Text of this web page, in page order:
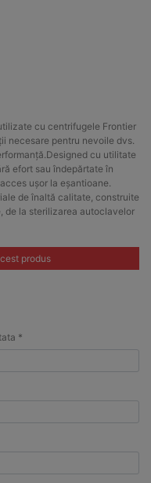
cu centrifugele Frontier
necesare pentru nevoile dvs.
cu utilitate
efort sau îndepărtate în
ușor la eșantioane.
de înaltă calitate, construite
de la sterilizarea autoclavelor
produs
*